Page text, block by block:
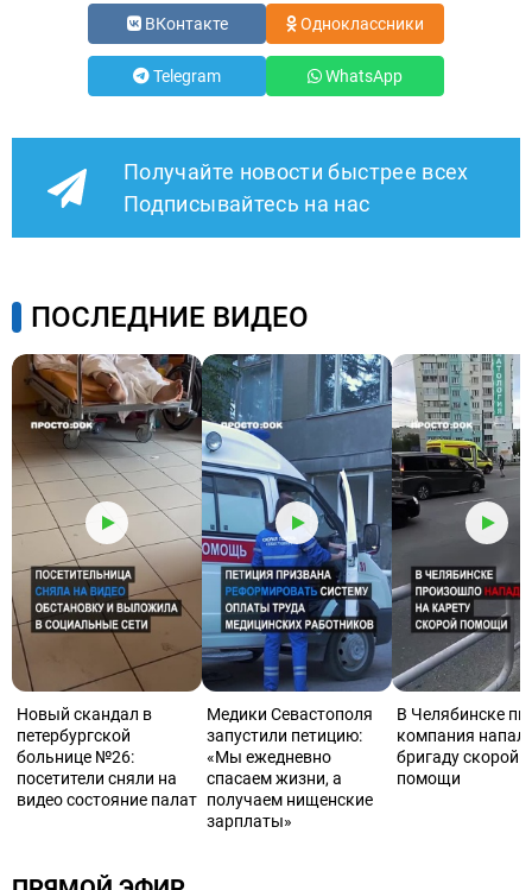
ВКонтакте Одноклассники
Telegram WhatsApp
Получайте новости быстрее всех
Подписывайтесь на нас
ПОСЛЕДНИЕ ВИДЕО
Новый скандал в
петербургской
больнице №26:
посетители сняли на
видео состояние палат
Медики Севастополя
запустили петицию:
«Мы ежедневно
спасаем жизни, а
получаем нищенские
зарплаты»
В Челябинске
компания
бригаду скорой
помощи